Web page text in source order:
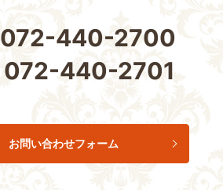
072-440-2700
072-440-2701
お問い合わせフォーム